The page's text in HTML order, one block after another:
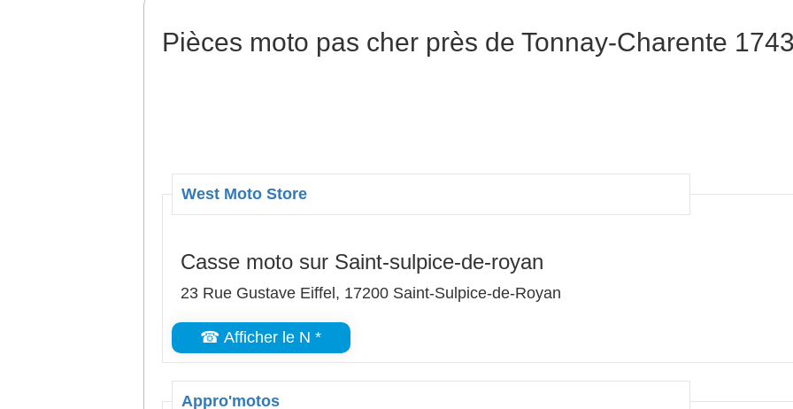
Pièces moto pas cher près de Tonnay-Charente
West Moto Store
Casse moto sur Saint-sulpice-de-royan
23 Rue Gustave Eiffel, 17200 Saint-Sulpice-de-Royan
☎ Afficher le N *
Appro'motos